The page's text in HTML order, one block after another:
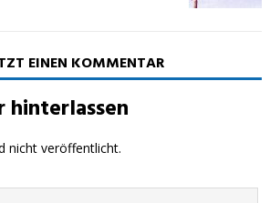
EINEN KOMMENTAR
hinterlassen
nicht veröffentlicht.